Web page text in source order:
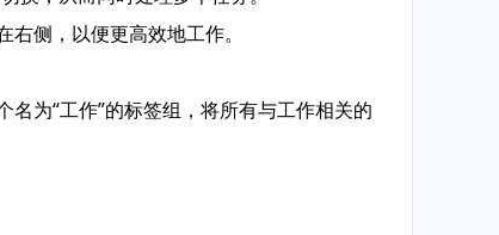
侧，以便更高效地工作。
为“工作”的标签组，将所有与工作相关的